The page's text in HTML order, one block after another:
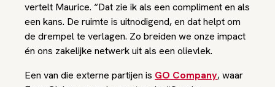
vertelt Maurice. “Dat zie ik als een compliment en als
een kans. De ruimte is uitnodigend, en dat helpt om
de drempel te verlagen. Zo breiden we onze impact
én ons zakelijke netwerk uit als een olievlek.
Een van die externe partijen is GO Company, waar